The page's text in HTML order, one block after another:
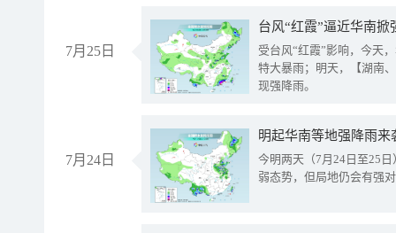
7月25日
台风“红霞”逼近华南
受台风“红霞”影响，今天
特大暴雨；明天，【湖南
现强降雨。
7月24日
明起华南等地强降雨
今明两天（7月24日至25
弱态势，但局地仍会有强